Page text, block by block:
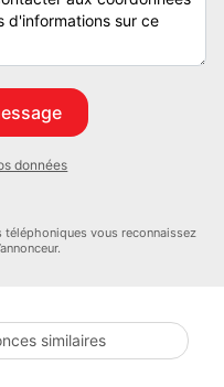
données
vous reconnaissez
similaires